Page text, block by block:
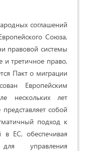
соглашений
Союза,
правовой системы
и третичное право,
Пакт о миграции
Европейским
нескольких лет
собой
подход к
в ЕС, обеспечивая
управления